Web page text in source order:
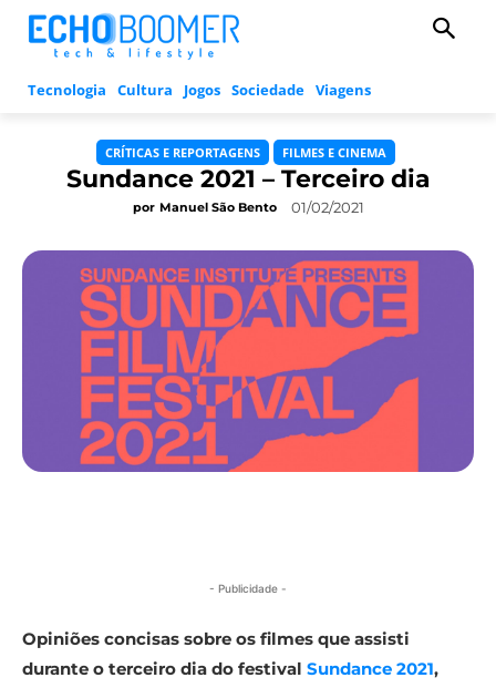
Tecnologia Cultura Jogos Sociedade Viagens
CRÍTICAS E REPORTAGENS FILMES E CINEMA
Sundance 2021 – Terceiro dia
por Manuel São Bento 01/02/2021
- Publicidade -
Opiniões concisas sobre os filmes que assisti
durante o terceiro dia do festival Sundance 2021,